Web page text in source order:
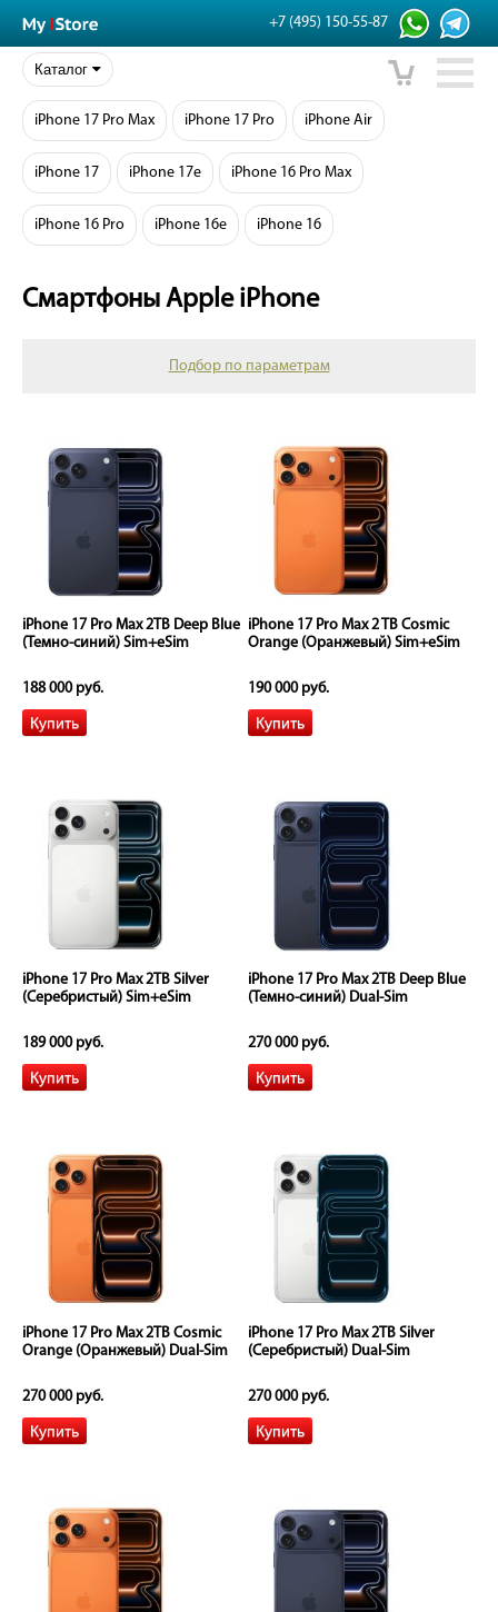
+7 (495) 150-55-87
Каталог
iPhone 17 Pro Max iPhone 17 Pro iPhone Air
iPhone 17 iPhone 17e iPhone 16 Pro Max
iPhone 16 Pro iPhone 16e iPhone 16
Смартфоны Apple iPhone
Подбор по параметрам
iPhone 17 Pro Max 2TB Deep Blue
(Темно-синий) Sim+eSim
188 000 руб.
iPhone 17 Pro Max 2 TB Cosmic
Orange (Оранжевый) Sim+eSim
190 000 руб.
iPhone 17 Pro Max 2TB Silver
(Серебристый) Sim+eSim
189 000 руб.
iPhone 17 Pro Max 2TB Deep Blue
(Темно-синий) Dual-Sim
270 000 руб.
iPhone 17 Pro Max 2TB Cosmic
Orange (Оранжевый) Dual-Sim
270 000 руб.
iPhone 17 Pro Max 2TB Silver
(Серебристый) Dual-Sim
270 000 руб.